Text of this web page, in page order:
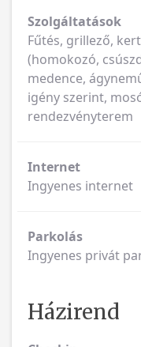
Szolgáltatások
Fűtés, grillező,
(homokozó,
medence,
igény szerint,
rendezvényterem
Internet
Ingyenes internet
Parkolás
Ingyenes privát
Házirend